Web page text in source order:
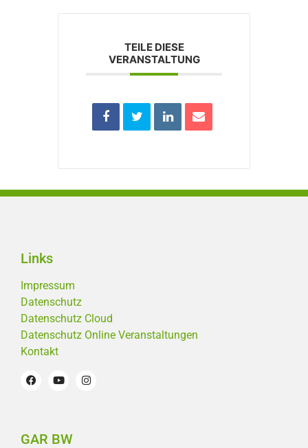
TEILE DIESE
VERANSTALTUNG
Links
Impressum
Datenschutz
Datenschutz Cloud
Datenschutz Online Veranstaltungen
Kontakt
GAR BW